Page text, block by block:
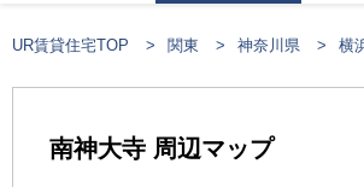
UR賃貸住宅TOP 関東 神奈川県 横
南神大寺 周辺マップ